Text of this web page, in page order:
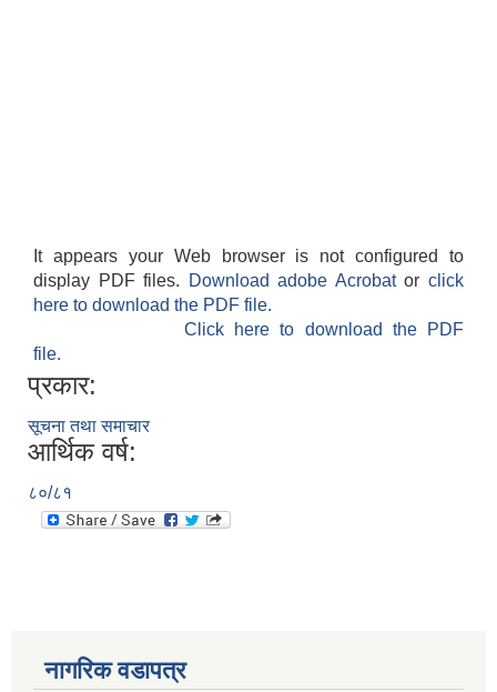
It appears your Web browser is not configured to
display PDF files.
Download adobe Acrobatorclick
here to download the PDF file.
Click here to download the PDF
file.
प्रकार:
सूचना तथा समाचार
आर्थिक वर्ष:
८०/८१
नागरिक वडापत्र